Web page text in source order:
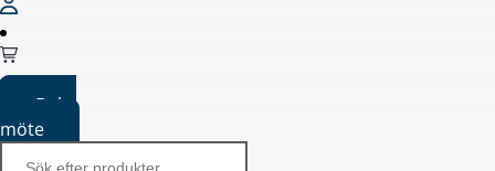
Boka
möte